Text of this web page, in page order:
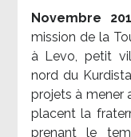
Novembre
mission de la
à Levo, petit
nord du
projets à mener
placent la
prenant le